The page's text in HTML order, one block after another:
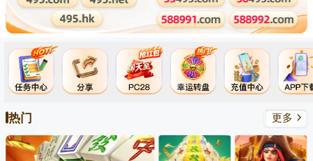
更多
关闭